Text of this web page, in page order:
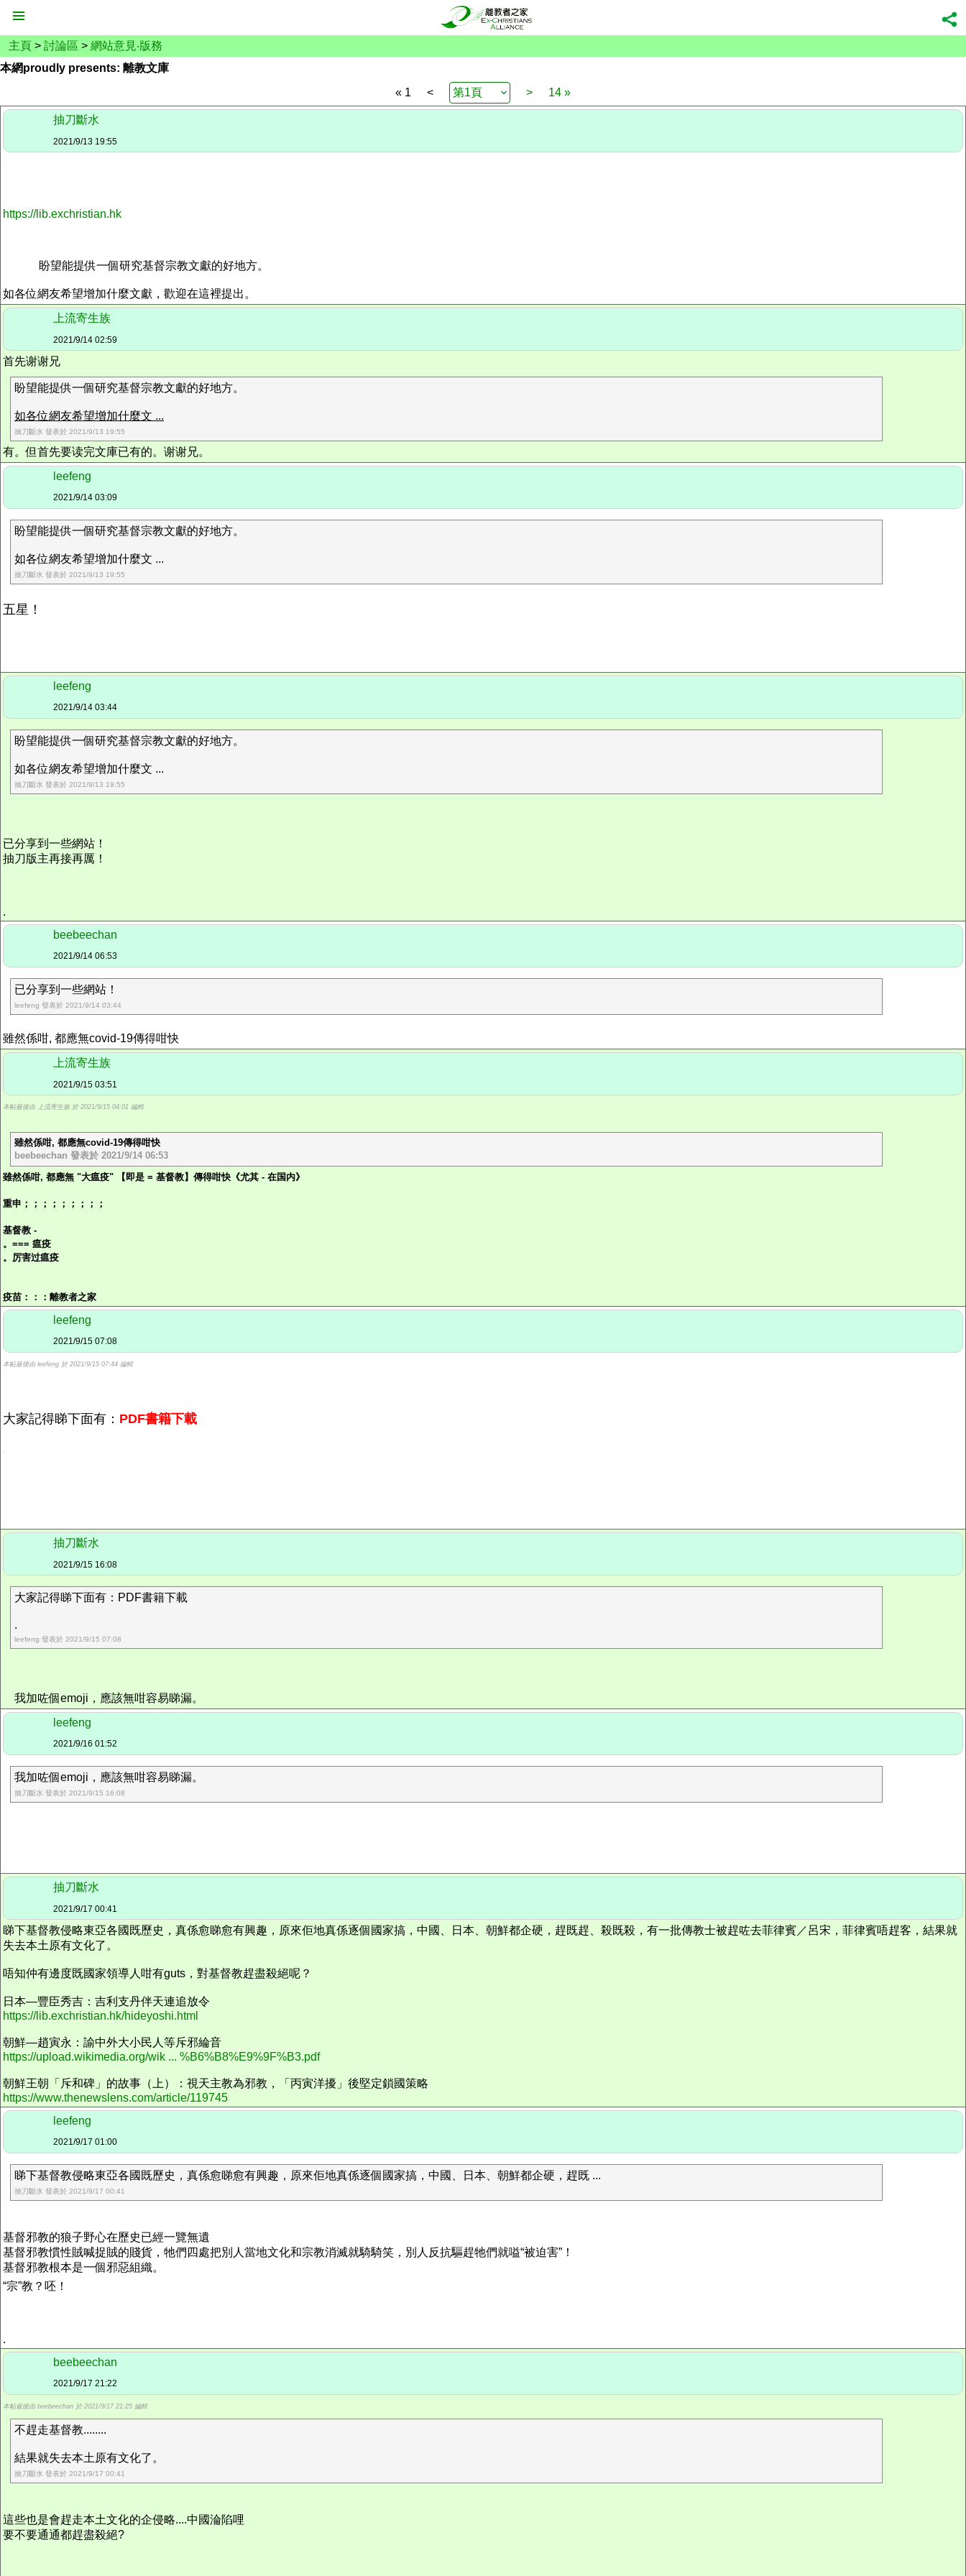
主頁 > 討論區 > 網站意見‧版務
本網proudly presents: 離教文庫
« 1
< > 14 »
抽刀斷水
2021/9/13 19:55
https://lib.exchristian.hk
盼望能提供一個研究基督宗教文獻的好地方。
如各位網友希望增加什麼文獻，歡迎在這裡提出。
上流寄生族
2021/9/14 02:59
首先谢谢兄
盼望能提供一個研究基督宗教文獻的好地方。
如各位網友希望增加什麼文 ...
抽刀斷水 發表於 2021/9/13 19:55
有。但首先要读完文庫已有的。谢谢兄。
leefeng
2021/9/14 03:09
盼望能提供一個研究基督宗教文獻的好地方。
如各位網友希望增加什麼文 ...
抽刀斷水 發表於 2021/9/13 19:55
五星！
leefeng
2021/9/14 03:44
盼望能提供一個研究基督宗教文獻的好地方。
如各位網友希望增加什麼文 ...
抽刀斷水 發表於 2021/9/13 19:55
已分享到一些網站！
抽刀版主再接再厲！
.
beebeechan
2021/9/14 06:53
已分享到一些網站！
leefeng 發表於 2021/9/14 03:44
雖然係咁, 都應無covid-19傳得咁快
上流寄生族
2021/9/15 03:51
本帖最後由 上流寄生族 於 2021/9/15 04:01 編輯
雖然係咁, 都應無covid-19傳得咁快
beebeechan 發表於 2021/9/14 06:53
雖然係咁, 都應無 "大瘟疫" 【即是 = 基督教】傳得咁快《尤其 - 在国内》
重申；；；；；；；；；
基督教 -
。=== 瘟疫
。厉害过瘟疫
疫苗：：： 離教者之家
leefeng
2021/9/15 07:08
本帖最後由 leefeng 於 2021/9/15 07:44 編輯
大家記得睇下面有： PDF書籍下載
.
抽刀斷水
2021/9/15 16:08
大家記得睇下面有：PDF書籍下載
.
leefeng 發表於 2021/9/15 07:08
我加咗個emoji，應該無咁容易睇漏。
leefeng
2021/9/16 01:52
我加咗個emoji，應該無咁容易睇漏。
抽刀斷水 發表於 2021/9/15 16:08
抽刀斷水
2021/9/17 00:41
睇下基督教侵略東亞各國既歷史，真係愈睇愈有興趣，原來佢地真係逐個國家搞，中國、日本、朝鮮都企硬，趕既趕、殺既殺，有一批傳教士被趕咗去菲律賓／呂宋，菲律賓唔趕客，結果就
失去本土原有文化了。
唔知仲有邊度既國家領導人咁有guts，對基督教趕盡殺絕呢？
日本—豐臣秀吉：吉利支丹伴天連追放令
https://lib.exchristian.hk/hideyoshi.html
朝鮮—趙寅永：諭中外大小民人等斥邪綸音
https://upload.wikimedia.org/wik ... %B6%B8%E9%9F%B3.pdf
朝鮮王朝「斥和碑」的故事（上）：視天主教為邪教，「丙寅洋擾」後堅定鎖國策略
https://www.thenewslens.com/article/119745
leefeng
2021/9/17 01:00
睇下基督教侵略東亞各國既歷史，真係愈睇愈有興趣，原來佢地真係逐個國家搞，中國、日本、朝鮮都企硬，趕既 ...
抽刀斷水 發表於 2021/9/17 00:41
基督邪教的狼子野心在歷史已經一覽無遺
基督邪教慣性賊喊捉賊的賤貨，牠們四處把別人當地文化和宗教消滅就騎騎笑，別人反抗驅趕牠們就嗌“被迫害”！
基督邪教根本是一個邪惡組織。
“宗”教？呸！
.
beebeechan
2021/9/17 21:22
本帖最後由 beebeechan 於 2021/9/17 21:25 編輯
不趕走基督教........
結果就失去本土原有文化了。
抽刀斷水 發表於 2021/9/17 00:41
這些也是會趕走本土文化的企侵略....中國淪陷哩
要不要通通都趕盡殺絕?